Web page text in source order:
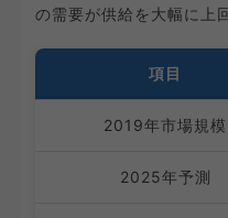
の需要が供給を大幅に上
項目
2019年市場規模
2025年予測